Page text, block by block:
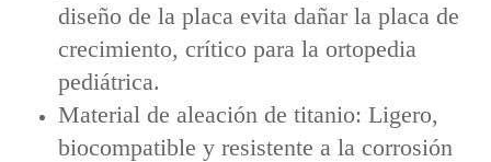
diseño de la placa evita dañar la placa de
crecimiento, crítico para la ortopedia
pediátrica.
Material de aleación de titanio: Ligero,
biocompatible y resistente a la corrosión